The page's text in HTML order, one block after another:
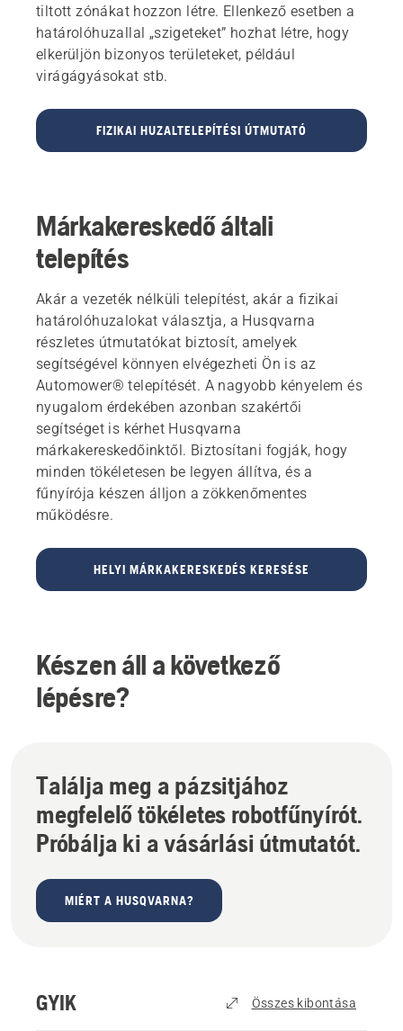
tiltott zónákat hozzon létre. Ellenkező esetben a
határolóhuzallal „szigeteket” hozhat létre, hogy
elkerüljön bizonyos területeket, például
virágágyásokat stb.
FIZIKAI HUZALTELEPÍTÉSI ÚTMUTATÓ
Márkakereskedő általi
telepítés
Akár a vezeték nélküli telepítést, akár a fizikai
határolóhuzalokat választja, a Husqvarna
részletes útmutatókat biztosít, amelyek
segítségével könnyen elvégezheti Ön is az
Automower® telepítését. A nagyobb kényelem és
nyugalom érdekében azonban szakértői
segítséget is kérhet Husqvarna
márkakereskedőinktől. Biztosítani fogják, hogy
minden tökéletesen be legyen állítva, és a
fűnyírója készen álljon a zökkenőmentes
működésre.
HELYI MÁRKAKERESKEDÉS KERESÉSE
Készen áll a következő
lépésre?
Találja meg a pázsitjához
megfelelő tökéletes robotfűnyírót.
Próbálja ki a vásárlási útmutatót.
MIÉRT A HUSQVARNA?
GYIK Összes kibontása